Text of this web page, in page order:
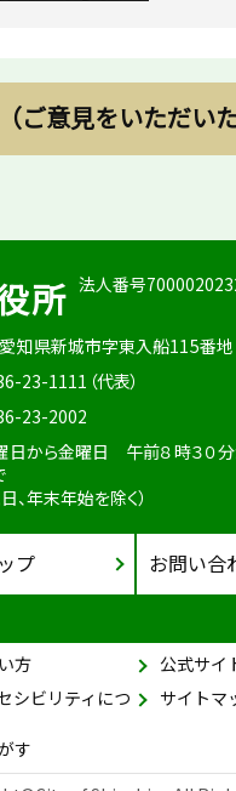
ご意見をいただいた
所 法人番号
愛知県新城市字東入船115番地
23-1111（代表）
23-2002
日から金曜日 午前８時３０分
日、年末年始を除く）
プ お問い合
方
公式サイ
シビリティにつ
サイトマ
す